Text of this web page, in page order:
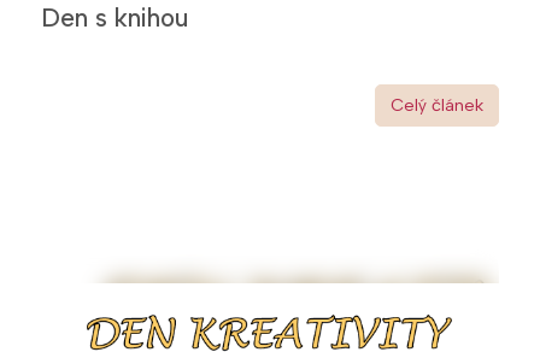
Den s knihou
Celý článek